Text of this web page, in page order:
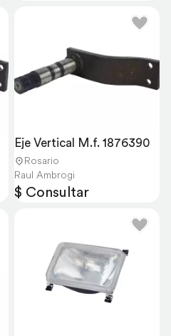
Eje Vertical M.f. 1876390
Rosario
Raul Ambrogi
$ Consultar